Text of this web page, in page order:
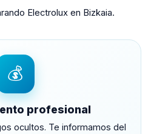
Electrolux en Bizkaia.
💰
profesional
ocultos. Te informamos del